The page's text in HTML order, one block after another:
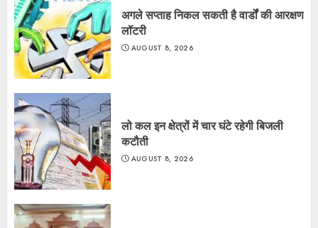
अगले सप्ताह निकल सकती है वार्डों की आरक्षण
लॉटरी
AUGUST 8, 2026
लो कल इन क्षेत्रों में चार घंटे रहेगी बिजली
कटौती
AUGUST 8, 2026